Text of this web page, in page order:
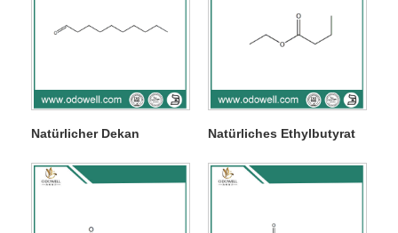
Natürlicher Dekan Natürliches Ethylbutyrat